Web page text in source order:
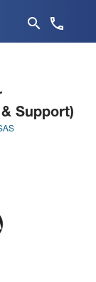
Support)